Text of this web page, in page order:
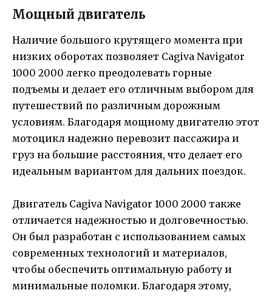
Мощный двигатель
Наличие большого крутящего момента при
низких оборотах позволяет Cagiva Navigator
1000 2000 легко преодолевать горные
подъемы и делает его отличным выбором для
путешествий по различным дорожным
условиям. Благодаря мощному двигателю этот
мотоцикл надежно перевозит пассажира и
груз на большие расстояния, что делает его
идеальным вариантом для дальних поездок.
Двигатель Cagiva Navigator 1000 2000 также
отличается надежностью и долговечностью.
Он был разработан с использованием самых
современных технологий и материалов,
чтобы обеспечить оптимальную работу и
минимальные поломки. Благодаря этому,